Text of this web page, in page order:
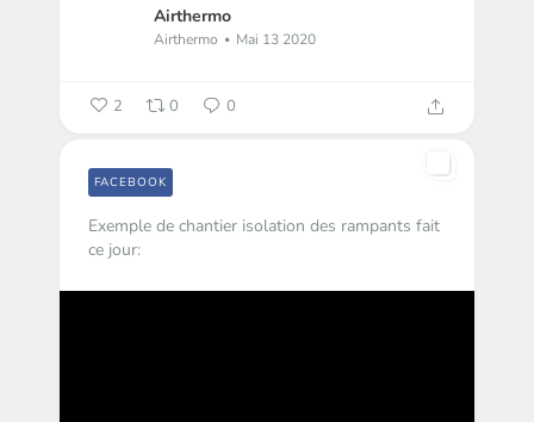
Airthermo
Airthermo Mai 13 2020
2 0 0
Exemple de chantier isolation des rampants fait
ce jour:
FACEBOOK